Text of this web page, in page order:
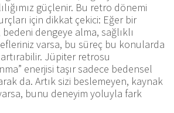
güçlenir. Bu retro dönemi
için dikkat çekici: Eğer bir
dengeye alma, sağlıklı
varsa, bu süreç bu konularda
Jüpiter retrosu
enerjisi taşır sadece bedensel
da. Artık sizi beslemeyen, kaynak
bunu deneyim yoluyla fark